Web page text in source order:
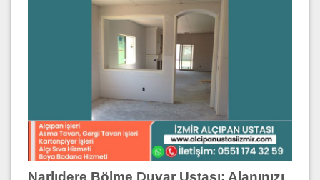
Narlıdere Bölme Duvar Ustası: Alanınızı